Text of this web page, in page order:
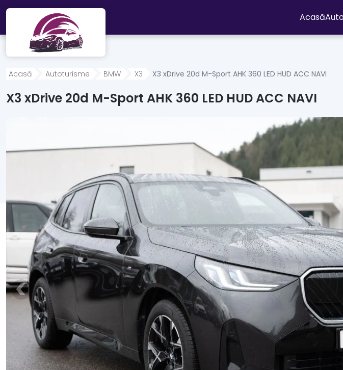
Mergi direct la conținutul principal
Acasă
Acasă Autoturisme BMW X3 X3 xDrive 20d M-Sport AHK 360 LED HUD ACC NAVI
X3 xDrive 20d M-Sport AHK 360 LED HUD ACC NAVI